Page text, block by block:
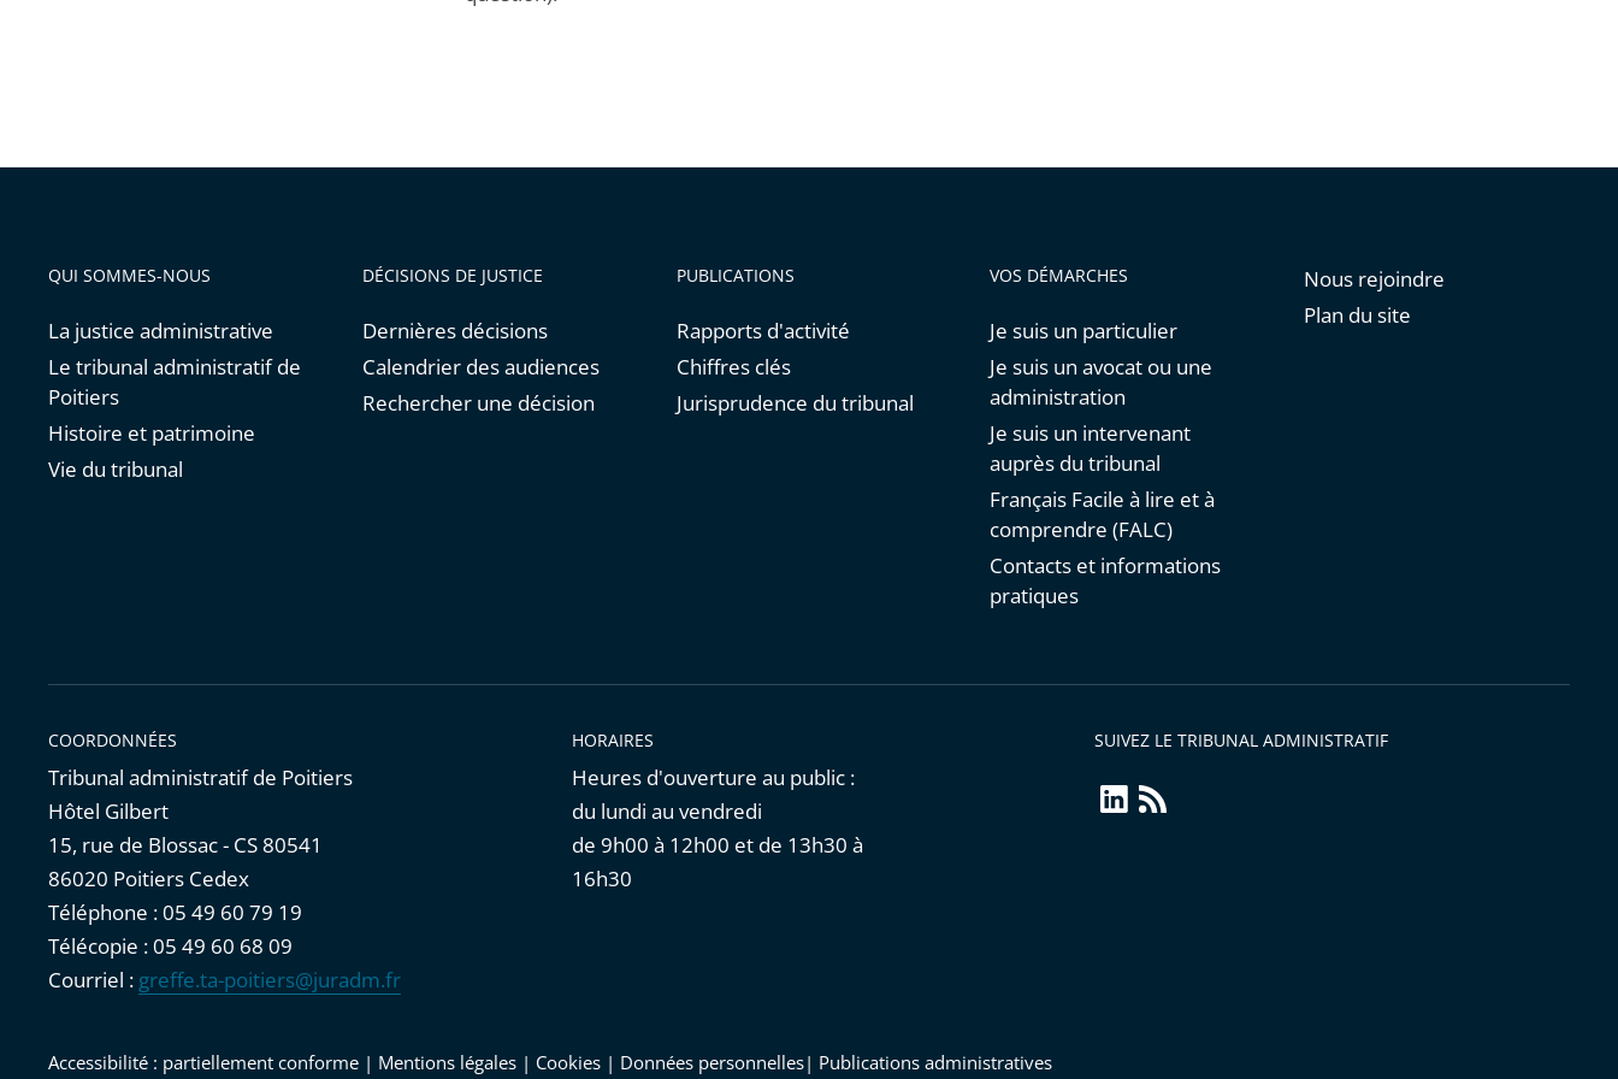
QUI SOMMES-NOUS
La justice administrative
Le tribunal administratif de
Poitiers
Histoire et patrimoine
Vie du tribunal
DÉCISIONS DE JUSTICE
Dernières décisions
Calendrier des audiences
Rechercher une décision
PUBLICATIONS
Rapports d'activité
Chiffres clés
Jurisprudence du tribunal
VOS DÉMARCHES
Je suis un particulier
Je suis un avocat ou une
administration
Je suis un intervenant
auprès du tribunal
Français Facile à lire et à
comprendre (FALC)
Contacts et informations
pratiques
Nous rejoindre
Plan du site
COORDONNÉES
Tribunal administratif de Poitiers
Hôtel Gilbert
15, rue de Blossac - CS 80541
86020 Poitiers Cedex
Téléphone : 05 49 60 79 19
Télécopie : 05 49 60 68 09
Courriel : greffe.ta-poitiers@juradm.fr
HORAIRES
Heures d'ouverture au public :
du lundi au vendredi
de 9h00 à 12h00 et de 13h30 à
16h30
SUIVEZ LE TRIBUNAL ADMINISTRATIF
linkedin
Flux
RSS
Accessibilité : partiellement conforme | Mentions légales | Cookies | Données personnelles| Publications administratives